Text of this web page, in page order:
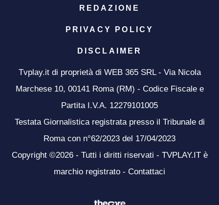
REDAZIONE
PRIVACY POLICY
DISCLAIMER
Tvplay.it di proprietà di WEB 365 SRL - Via Nicola
Marchese 10, 00141 Roma (RM) - Codice Fiscale e
Partita I.V.A. 12279101005
Testata Giornalistica registrata presso il Tribunale di
Roma con n°62/2023 del 17/04/2023
Copyright ©2026 - Tutti i diritti riservati - TVPLAY.IT è
marchio registrato - Contattaci